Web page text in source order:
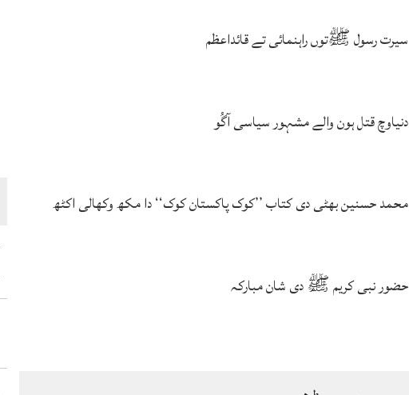
سیرت رسول ﷺتوں راہنمائی تے قائداعظم
دنیاوچ قتل ہون والے مشہور سیاسی آگُو
محمد حسنین بھٹی دی کتاب ’’کوک پاکستان کوک‘‘ دا مکھ وکھالی اکٹھ
حضور نبی کریم ﷺ دی شان مبارکہ